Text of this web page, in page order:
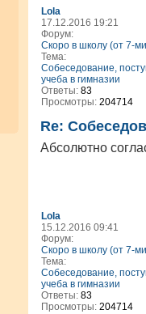
Lola
17.12.2016 19:21
Форум:
Скоро в школу (от 7-
Тема:
Cобеседование,
учеба в гимназии
Ответы: 83
Просмотры: 204714
Re:
Абсолютно
Lola
15.12.2016 09:41
Форум:
Скоро в школу (от 7-
Тема:
Cобеседование,
учеба в гимназии
Ответы: 83
Просмотры: 204714